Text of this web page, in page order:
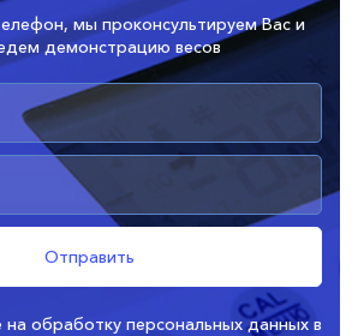
мы проконсультируем Вас и
демонстрацию весов
обработку персональных данных в